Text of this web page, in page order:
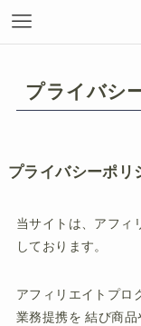
プライバシ
プライバシーポリ
当サイトは、アフィ
しております。
アフィリエイトプロ
業務提携を 結び商